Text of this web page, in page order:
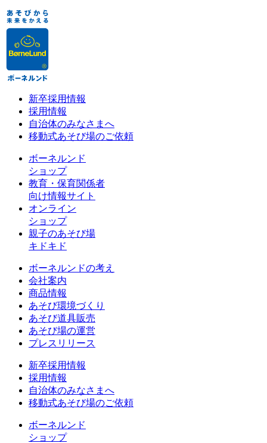
新卒採用情報
採用情報
自治体のみなさまへ
移動式あそび場のご依頼
ボーネルンド
ショップ
教育・保育関係者
向け情報サイト
オンライン
ショップ
親子のあそび場
キドキド
ボーネルンドの考え
会社案内
商品情報
あそび環境づくり
あそび道具販売
あそび場の運営
プレスリリース
新卒採用情報
採用情報
自治体のみなさまへ
移動式あそび場のご依頼
ボーネルンド
ショップ